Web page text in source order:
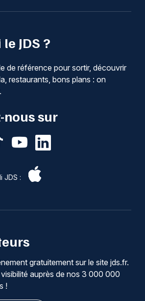
JDS ?
de référence pour sortir, découvrir
restaurants, bons plans : on
nous sur
JDS :
gratuitement sur le site jds.fr.
auprès de nos 3 000 000
!